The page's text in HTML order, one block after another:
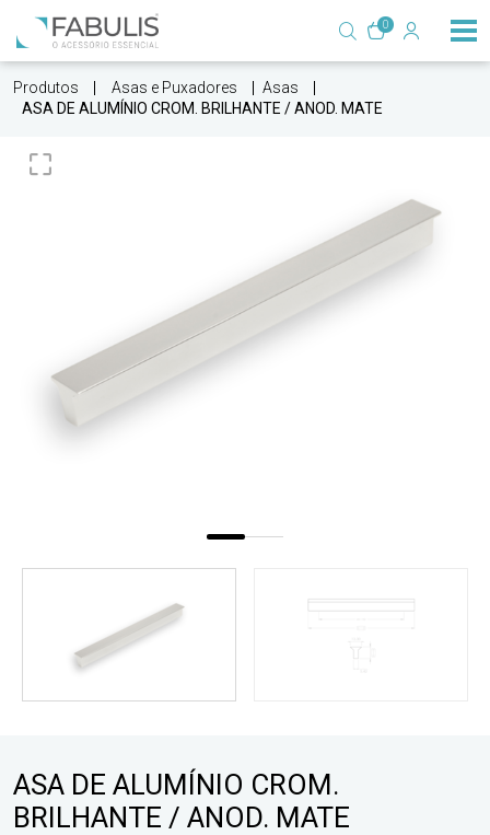
0
Produtos Asas e Puxadores
Asas
ASA DE ALUMÍNIO CROM. BRILHANTE / ANOD. MATE
ASA DE ALUMÍNIO CROM.
BRILHANTE / ANOD. MATE